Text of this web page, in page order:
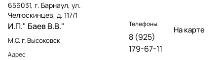
656031, г. Барнаул, ул.
Челюскинцев, д. 117/1
И.П." Баев В.В."
М.О. г. Высоковск
Адрес
Телефоны
8 (925)
179-67-11
На карте